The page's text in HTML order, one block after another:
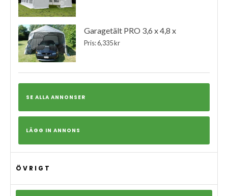
Garagetält PRO 3,6 x 4,8 x
Pris: 6,335 kr
SE ALLA ANNONSER
LÄGG IN ANNONS
ÖVRIGT